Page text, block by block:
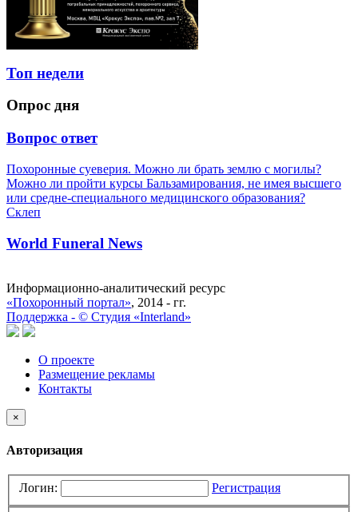
Топ недели
Опрос дня
Вопрос ответ
Похоронные суеверия. Можно ли брать землю с могилы?
Можно ли пройти курсы Бальзамирования, не имея высшего
или средне-специального медицинского образования?
Склеп
World Funeral News
Информационно-аналитический ресурс
«Похоронный портал», 2014 - гг.
Поддержка - © Cтудия «Interland»
О проекте
Размещение рекламы
Контакты
×
Авторизация
Логин: Регистрация